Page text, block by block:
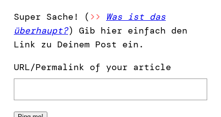
Super Sache! ( >>
Was ist das
überhaupt?) Gib hier einfach den
Link zu Deinem Post ein.
URL/Permalink of your article